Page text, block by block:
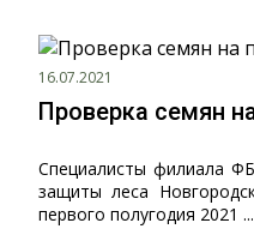
16.07.2021
Проверка семян
Специалисты филиала
защиты леса
первого полугодия 2021 ...